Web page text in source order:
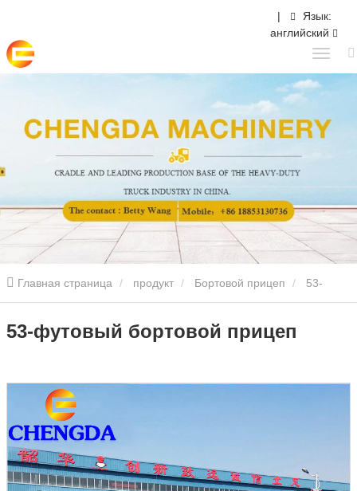
|
Язык:
английский
Главная страница продукт Бортовой прицеп
футовый бортовой прицеп
53-футовый бортовой прицеп